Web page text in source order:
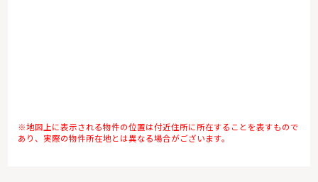
※地図上に表示される物件の位置は付近住所に所在することを表すもので
あり、実際の物件所在地とは異なる場合がございます。